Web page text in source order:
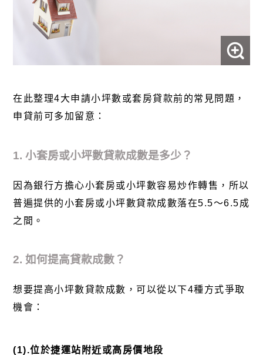
在此整理4大申請小坪數或套房貸款前的常見問題，
申貸前可多加留意：
1. 小套房或小坪數貸款成數是多少？
因為銀行方擔心小套房或小坪數容易炒作轉售，所以
普遍提供的小套房或小坪數貸款成數落在5.5～6.5成
之間。
2. 如何提高貸款成數？
想要提高小坪數貸款成數，可以從以下4種方式爭取
機會：
(1).位於捷運站附近或高房價地段